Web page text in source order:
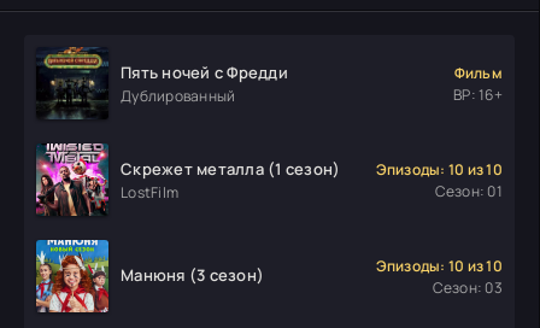
Пять ночей с Фредди
Дублированный
Фильм
ВР: 16+
Скрежет металла (1 сезон)
LostFilm
Эпизоды: 10 из 10
Сезон: 01
Манюня (3 сезон)
Эпизоды: 10 из 10
Сезон: 03